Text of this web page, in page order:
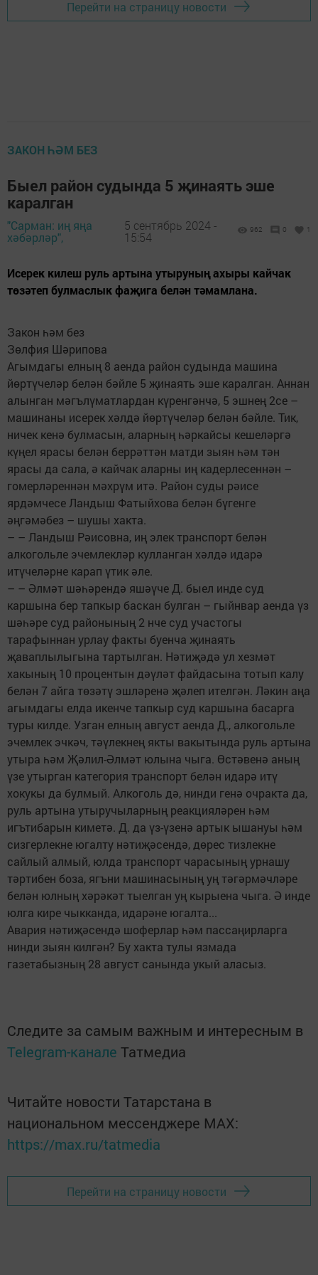
Перейти на страницу новости
ЗАКОН ҺӘМ БЕЗ
Быел район судында 5 җинаять эше
каралган
"Сарман: иң яңа
хәбәрләр",
5 сентябрь 2024 -
15:54
962 0 1
Исерек килеш руль артына утыруның ахыры кайчак
төзәтеп булмаслык фаҗига белән тәмамлана.
Закон һәм без
Зөлфия Шәрипова
Агымдагы елның 8 аенда район судында машина
йөртүчеләр белән бәйле 5 җинаять эше каралган. Аннан
алынган мәгълүматлардан күренгәнчә, 5 эшнең 2се –
машинаны исерек хәлдә йөртүчеләр белән бәйле. Тик,
ничек кенә булмасын, аларның һәркайсы кешеләргә
күңел ярасы белән беррәттән матди зыян һәм тән
ярасы да сала, ә кайчак аларны иң кадерлесеннән –
гомерләреннән мәхрүм итә. Район суды рәисе
ярдәмчесе Ландыш Фатыйхова белән бүгенге
әңгәмәбез – шушы хакта.
– – Ландыш Рәисовна, иң элек транспорт белән
алкогольле эчемлекләр кулланган хәлдә идарә
итүчеләрне карап үтик әле.
– – Әлмәт шәһәрендә яшәүче Д. быел инде суд
каршына бер тапкыр баскан булган – гыйнвар аенда үз
шәһәре суд районының 2 нче суд участогы
тарафыннан урлау факты буенча җинаять
җаваплылыгына тартылган. Нәтиҗәдә ул хезмәт
хакының 10 процентын дәүләт файдасына тотып калу
белән 7 айга төзәтү эшләренә җәлеп ителгән. Ләкин аңа
агымдагы елда икенче тапкыр суд каршына басарга
туры килде. Узган елның август аенда Д., алкогольле
эчемлек эчкәч, тәүлекнең якты вакытында руль артына
утыра һәм Җәлил-Әлмәт юлына чыга. Өстәвенә аның
үзе утырган категория транспорт белән идарә итү
хокукы да булмый. Алкоголь дә, нинди генә очракта да,
руль артына утыручыларның реакцияләрен һәм
игътибарын киметә. Д. да үз-үзенә артык ышануы һәм
сизгерлекне югалту нәтиҗәсендә, дөрес тизлекне
сайлый алмый, юлда транспорт чарасының урнашу
тәртибен боза, ягъни машинасының уң тәгәрмәчләре
белән юлның хәрәкәт тыелган уң кырыена чыга. Ә инде
юлга кире чыкканда, идарәне югалта...
Авария нәтиҗәсендә шоферлар һәм пассаңирларга
нинди зыян килгән? Бу хакта тулы язмада
газетабызның 28 август санында укый аласыз.
Следите за самым важным и интересным в
Telegram-канале Татмедиа
Читайте новости Татарстана в
национальном мессенджере MАХ:
https://max.ru/tatmedia
Перейти на страницу новости